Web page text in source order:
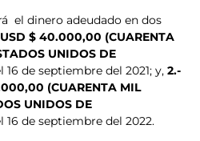
el dinero adeudado en dos
USD $ 40.000,00 (CUARENTA
UNIDOS DE
16 de septiembre del 2021; y, 2.-
(CUARENTA MIL
UNIDOS DE
16 de septiembre del 2022.